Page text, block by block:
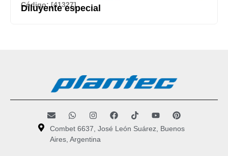
Código: [41327]
Diluyente especial
Combet 6637, José León Suárez, Buenos
Aires, Argentina